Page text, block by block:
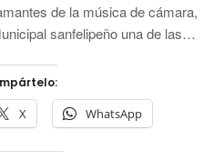
de la música de cámara,
sanfelipeño una de las…
X WhatsApp